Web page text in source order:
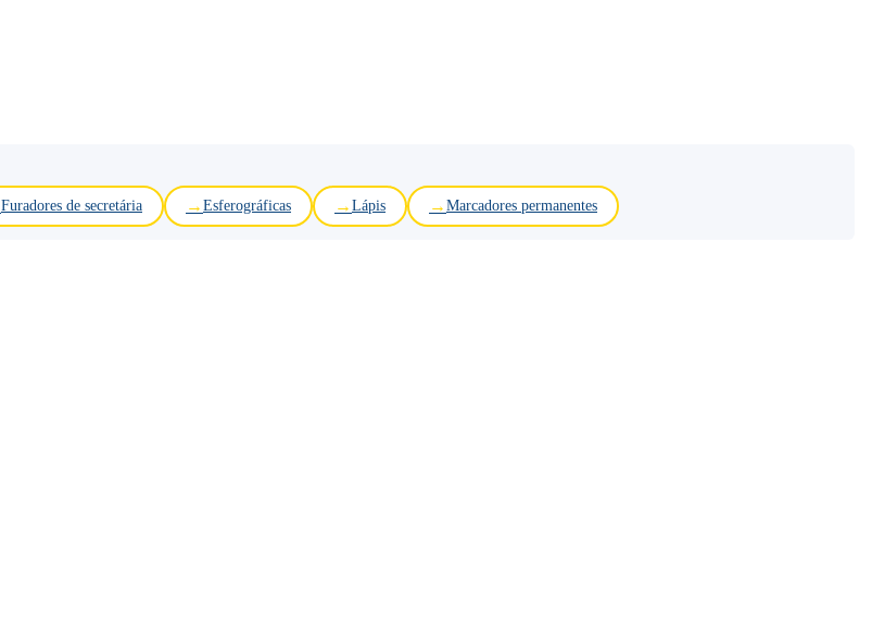
Furadores de secretária Esferográficas Lápis Marcadores permanentes